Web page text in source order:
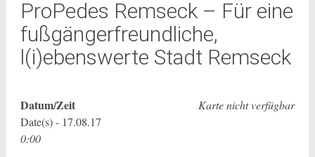
ProPedes Remseck – Für eine
fußgängerfreundliche,
l(i)ebenswerte Stadt Remseck
Karte nicht verfügbar
Datum/Zeit
Date(s) - 17.08.17
0:00